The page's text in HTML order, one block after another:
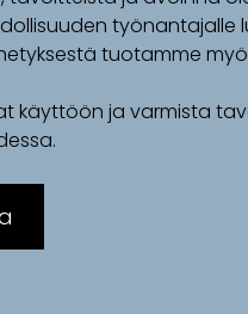
työnantajalle
tuotamme
käyttöön ja varmista